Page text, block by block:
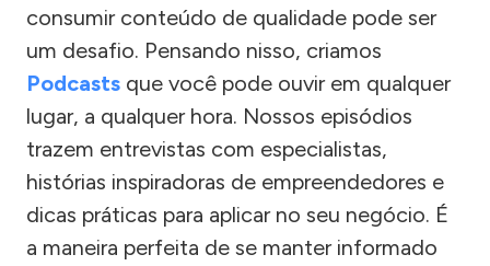
consumir conteúdo de qualidade pode ser
um desafio. Pensando nisso, criamos
Podcasts que você pode ouvir em qualquer
lugar, a qualquer hora. Nossos episódios
trazem entrevistas com especialistas,
histórias inspiradoras de empreendedores e
dicas práticas para aplicar no seu negócio. É
a maneira perfeita de se manter informado